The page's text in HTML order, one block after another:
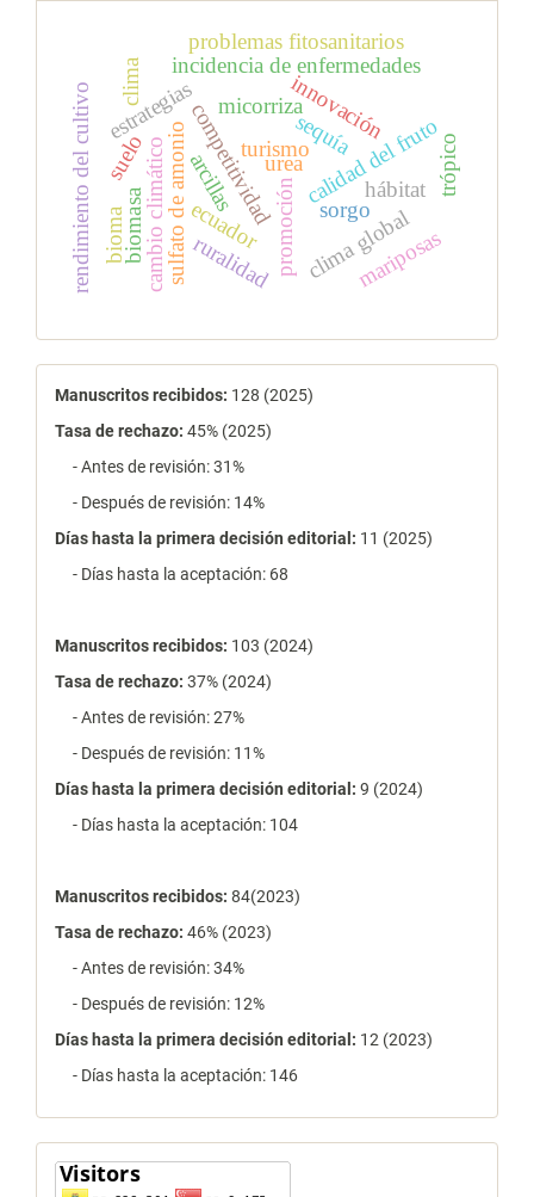
turismo
competitividadpromoción
estrategias innovación
sulfato de amonio
urea
sorgo
calidad del fruto
incidencia de enfermedades
problemas fitosanitarios
rendimiento del cultivo clima global
ecuador
hábitat
mariposas
cambio climático
sequía
suelo
micorriza
ruralidad
biomasa
clima
trópico
arcillas
bioma
estadísticas
Manuscritos recibidos: 128 (2025)
Tasa de rechazo: 45% (2025)
- Antes de revisión: 31%
- Después de revisión: 14%
Días hasta la primera decisión editorial: 11 (2025)
- Días hasta la aceptación: 68
Manuscritos recibidos: 103 (2024)
Tasa de rechazo: 37% (2024)
- Antes de revisión: 27%
- Después de revisión: 11%
Días hasta la primera decisión editorial: 9 (2024)
- Días hasta la aceptación: 104
Manuscritos recibidos: 84(2023)
Tasa de rechazo: 46% (2023)
- Antes de revisión: 34%
- Después de revisión: 12%
Días hasta la primera decisión editorial: 12 (2023)
- Días hasta la aceptación: 146
contador